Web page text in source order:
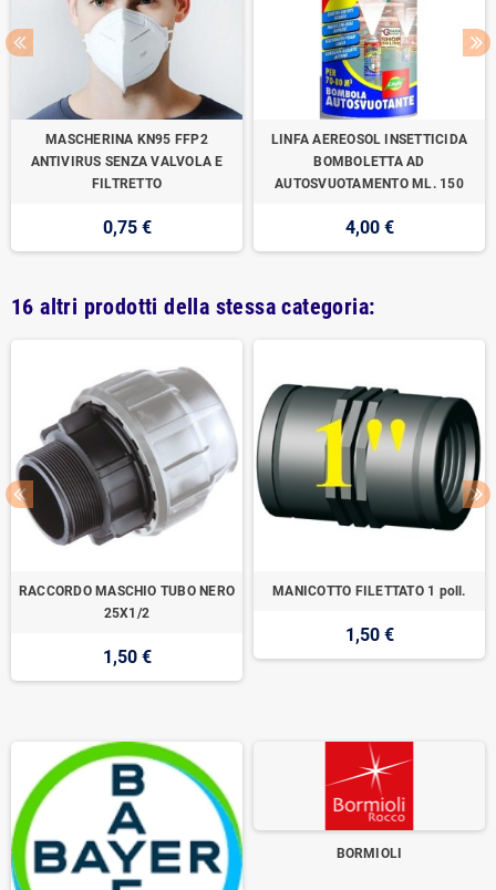
MASCHERINA KN95 FFP2
ANTIVIRUS SENZA VALVOLA E
FILTRETTO
0,75 €
LINFA AEREOSOL INSETTICIDA
BOMBOLETTA AD
AUTOSVUOTAMENTO ML. 150
4,00 €
16 altri prodotti della stessa categoria:
RACCORDO MASCHIO TUBO NERO
25X1/2
1,50 €
MANICOTTO FILETTATO 1 poll.
1,50 €
BORMIOLI